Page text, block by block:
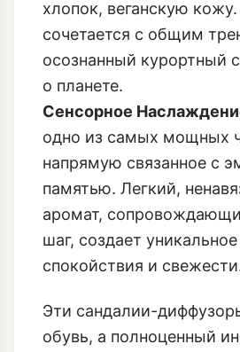
хлопок, веганскую
сочетается с общим
осознанный курортный
о планете.
Сенсорное
одно из самых мощных
напрямую связанное с
памятью. Легкий,
аромат,
шаг, создает
спокойствия и
Эти сандалии-
обувь, а полноценный